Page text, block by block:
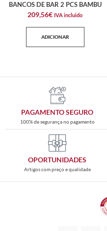
BANCOS DE BAR 2 PCS BAMBU
209,56€ IVA incluido
ADICIONAR
PAGAMENTO SEGURO
100% de segurança no pagamento
OPORTUNIDADES
Artigos com preço e qualidade